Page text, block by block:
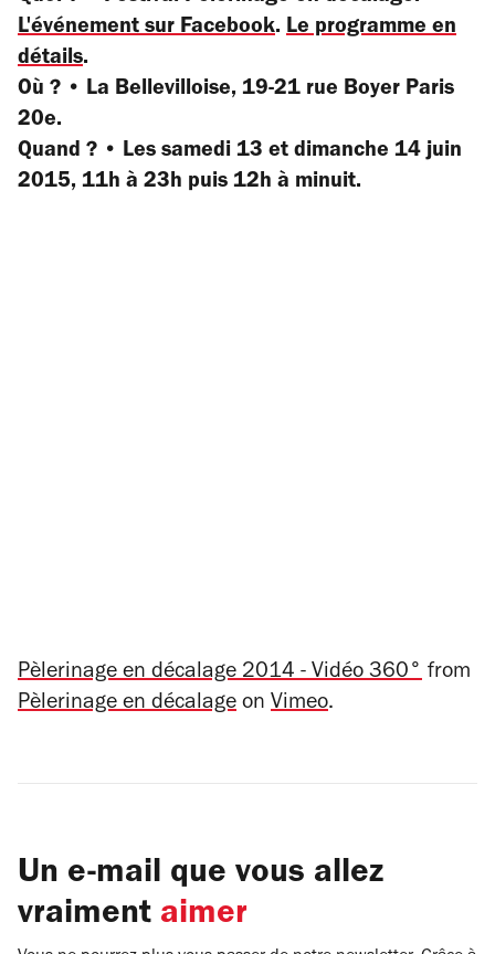
L'événement sur Facebook. Le programme en
détails.
Où ? • La Bellevilloise, 19-21 rue Boyer Paris
20e.
Quand ? • Les samedi 13 et dimanche 14 juin
2015, 11h à 23h puis 12h à minuit.
Pèlerinage en décalage 2014 - Vidéo 360° from
Pèlerinage en décalage on Vimeo.
Un e-mail que vous allez
vraiment aimer